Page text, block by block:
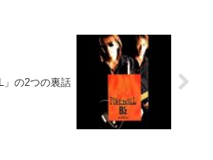
」の2つの裏話